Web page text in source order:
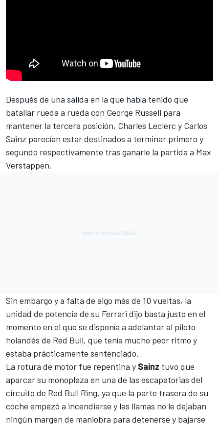
Después de una salida en la que había tenido que
batallar rueda a rueda con George Russell para
mantener la tercera posición, Charles Leclerc y Carlos
Sainz parecían estar destinados a terminar primero y
segundo respectivamente tras ganarle la partida a Max
Verstappen.
Sin embargo y a falta de algo más de 10 vueltas, la
unidad de potencia de su Ferrari dijo basta justo en el
momento en el que se disponía a adelantar al piloto
holandés de Red Bull, que tenía mucho peor ritmo y
estaba prácticamente sentenciado.
La rotura de motor fue repentina y Sainz tuvo que
aparcar su monoplaza en una de las escapatorias del
circuito de Red Bull Ring, ya que la parte trasera de su
coche empezó a incendiarse y las llamas no le dejaban
ningún margen de maniobra para detenerse y bajarse